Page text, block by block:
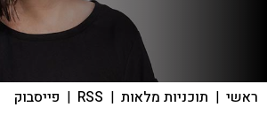
ראשי | תוכניות מלאות |
RSS
| פייסבוק